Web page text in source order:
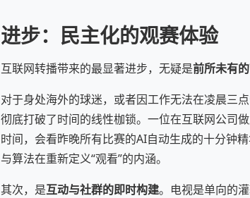
进步：民主化的观赛体验
互联网转播带来的最显著进步，无疑是前所未有
对于身处海外的球迷，或者因工作无法在凌晨三
彻底打破了时间的线性枷锁。一位在互联网公司
时间，会看昨晚所有比赛的AI自动生成的十分钟
与算法在重新定义“观看”的内涵。
其次，是互动与社群的即时构建。电视是单向的